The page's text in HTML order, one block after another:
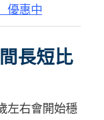
優惠中
長短比
左右會開始穩